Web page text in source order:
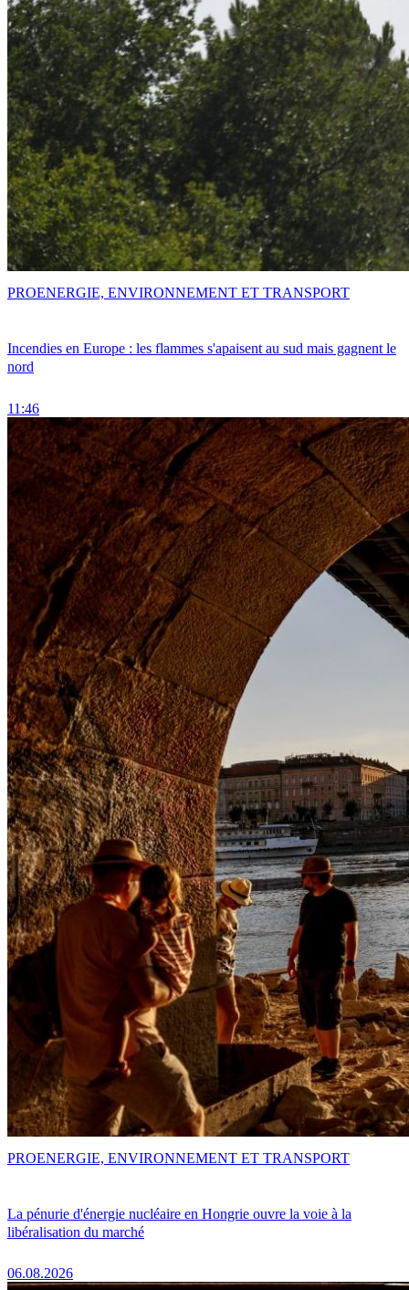
Incendies en Europe : les flammes s'apaisent au sud mais gagnent le
nord
11:46
PROENERGIE, ENVIRONNEMENT ET TRANSPORT
La pénurie d'énergie nucléaire en Hongrie ouvre la voie à la
libéralisation du marché
06.08.2026
PROENERGIE, ENVIRONNEMENT ET TRANSPORT